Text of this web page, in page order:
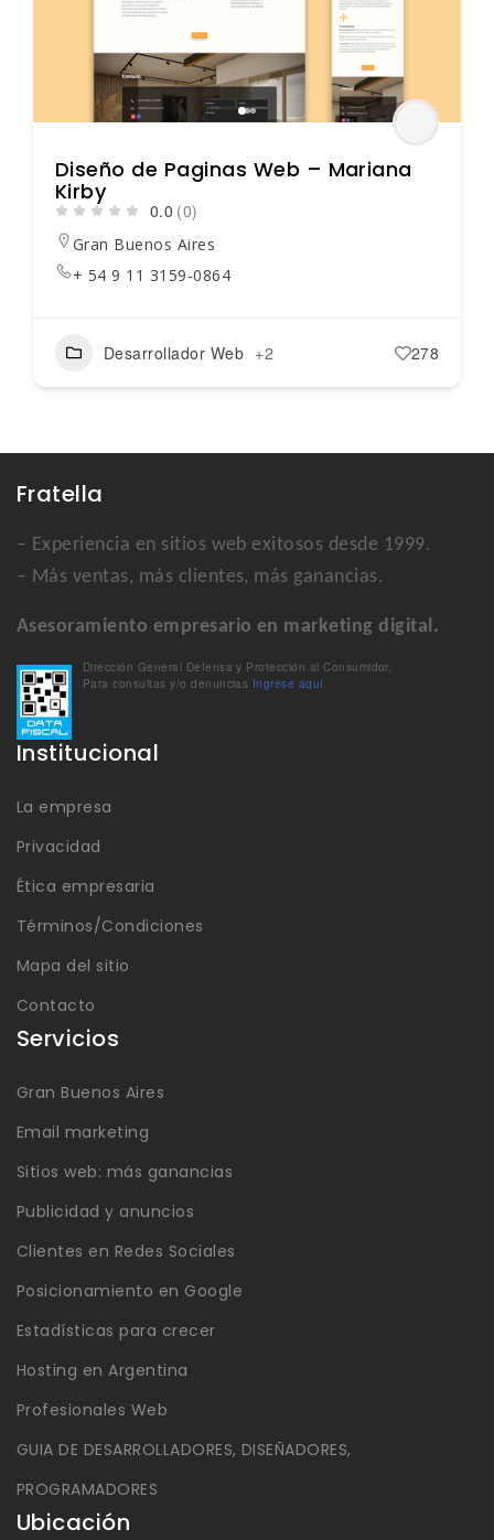
Diseño de Paginas Web – Mariana
Kirby
0.0 (0)
Gran Buenos Aires
+ 54 9 11 3159-0864
Desarrollador Web +2 278
Fratella
– Experiencia en sitios web exitosos desde 1999.
– Más ventas, más clientes, más ganancias.
Asesoramiento empresario en marketing digital.
Dirección General Defensa y Protección al Consumidor.
Para consultas y/o denuncias Ingrese aquí
Institucional
La empresa
Privacidad
Ética empresaria
Términos/Condiciones
Mapa del sitio
Contacto
Servicios
Gran Buenos Aires
Email marketing
Sitios web: más ganancias
Publicidad y anuncios
Clientes en Redes Sociales
Posicionamiento en Google
Estadísticas para crecer
Hosting en Argentina
Profesionales Web
GUIA DE DESARROLLADORES, DISEÑADORES,
PROGRAMADORES
Ubicación